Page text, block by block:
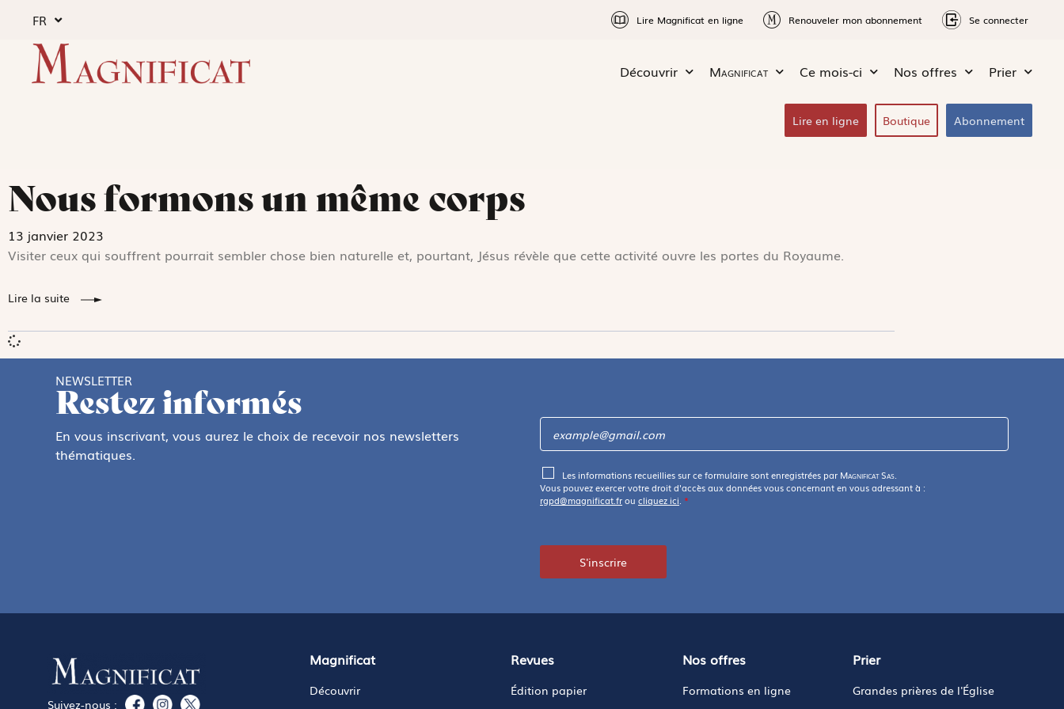
FR Lire Magnificat en ligne Renouveler mon abonnement Se connecter
Découvrir Magnificat Ce mois-ci Nos offres Prier
Lire en ligne Boutique Abonnement
Nous formons un même corps
13 janvier 2023
Visiter ceux qui souffrent pourrait sembler chose bien naturelle et, pourtant, Jésus révèle que cette activité ouvre les portes du Royaume.
Lire la suite
NEWSLETTER
Restez informés
En vous inscrivant, vous aurez le choix de recevoir nos newsletters
thématiques.
Les informations recueillies sur ce formulaire sont enregistrées par Magnificat Sas
Vous pouvez exercer votre droit d'accès aux données vous concernant en vous adressant à :
rgpd@magnificat.frou cliquez ici *
S'inscrire
Suivez-nous :
Magnificat
Découvrir
Revues
Édition papier
Nos offres
Formations en ligne
Prier
Grandes prières de l'Église